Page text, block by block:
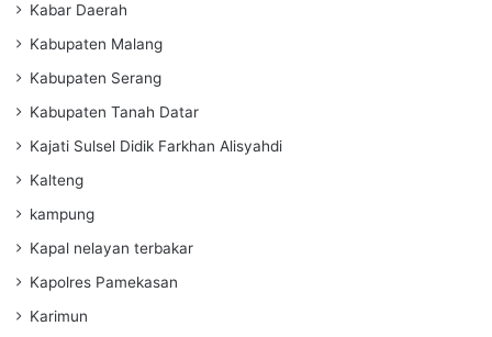
Kabar Daerah
Kabupaten Malang
Kabupaten Serang
Kabupaten Tanah Datar
Kajati Sulsel Didik Farkhan Alisyahdi
Kalteng
kampung
Kapal nelayan terbakar
Kapolres Pamekasan
Karimun